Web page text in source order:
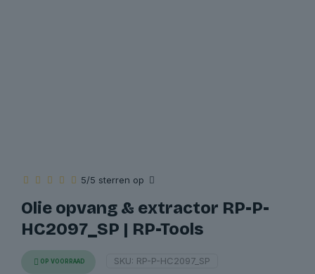
5/5 sterren op
Olie opvang & extractor RP-P-
HC2097_SP | RP-Tools
OP VOORRAAD SKU: RP-P-HC2097_SP